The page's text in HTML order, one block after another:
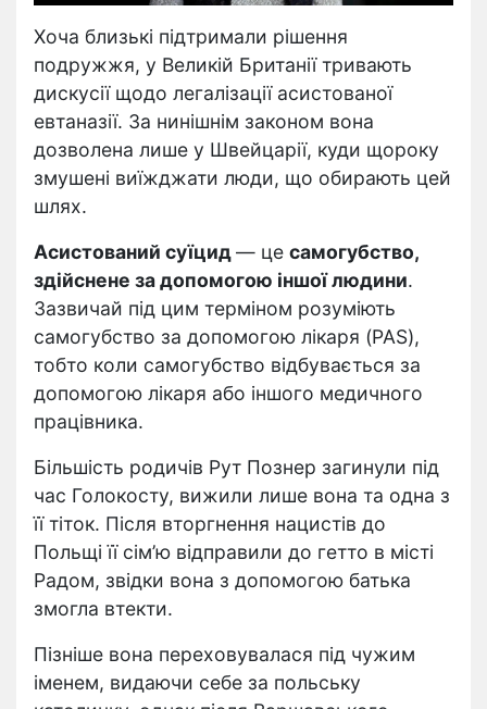
Хоча близькі підтримали рішення
подружжя, у Великій Британії тривають
дискусії щодо легалізації асистованої
евтаназії. За нинішнім законом вона
дозволена лише у Швейцарії, куди щороку
змушені виїжджати люди, що обирають цей
шлях.
Асистований суїцид— це самогубство,
здійснене за допомогою іншої людини.
Зазвичай під цим терміном розуміють
самогубство за допомогою лікаря (PAS),
тобто коли самогубство відбувається за
допомогою лікаря або іншого медичного
працівника.
Більшість родичів Рут Познер загинули під
час Голокосту, вижили лише вона та одна з
її тіток. Після вторгнення нацистів до
Польщі її сім’ю відправили до гетто в місті
Радом, звідки вона з допомогою батька
змогла втекти.
Пізніше вона переховувалася під чужим
іменем, видаючи себе за польську